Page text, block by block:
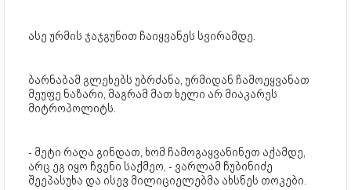
ასე ურმის ჯაჯგუნით ჩაიყვანეს სვირამდე.
ბარნაბამ გლეხებს უბრძანა, ურმიდან ჩამოეყვანათ
მეუფე ნაზარი, მაგრამ მათ ხელი არ მიაკარეს
მიტროპოლიტს.
- მეტი რაღა გინდათ, ხომ ჩამოგაყვანინეთ აქამდე,
არც ეგ იყო ჩვენი საქმეო, - ვარლამ ჩუბინიძე
შეეპასუხა და ისევ მილიციელებმა ახსნეს თოკები.